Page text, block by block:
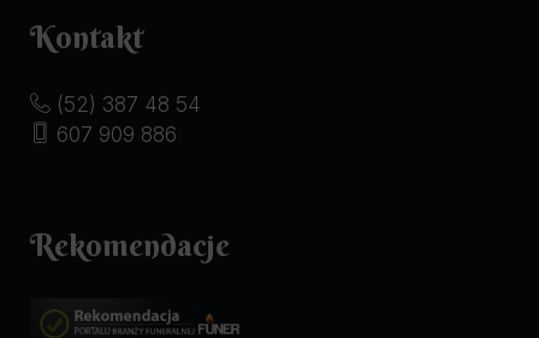
Kontakt
(52) 387 48 54
607 909 886
Rekomendacje